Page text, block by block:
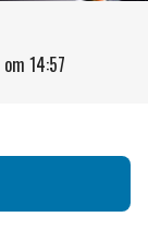
om 14:57